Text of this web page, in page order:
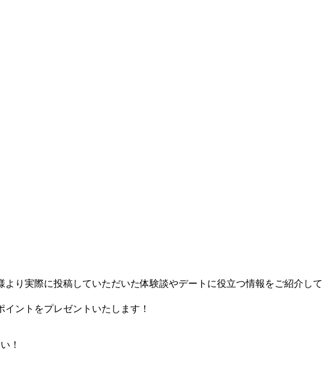
り実際に投稿していただいた体験談やデートに役立つ情報をご紹介して
ントをプレゼントいたします！
！